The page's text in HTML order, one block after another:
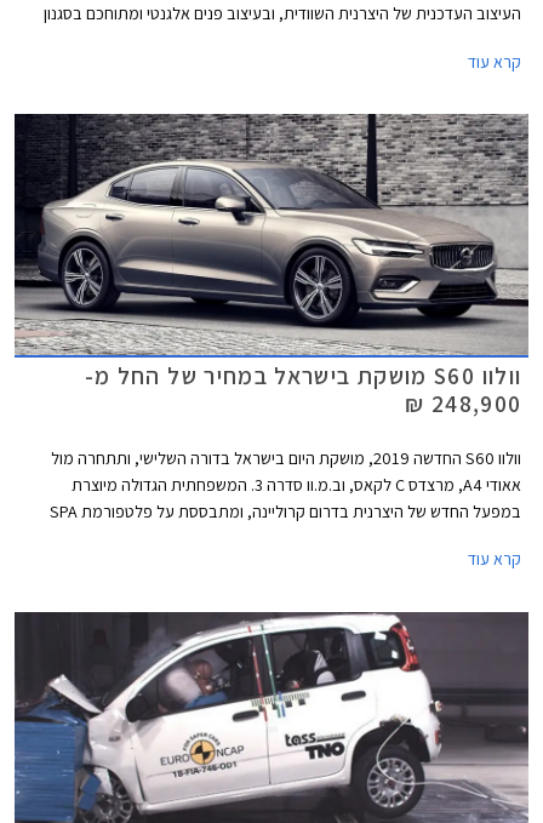
העיצוב העדכנית של היצרנית השוודית, ובעיצוב פנים אלגנטי ומתוחכם בסגנון
העדכון הנוכחי חל דווקא בגרסאות הבנזין.
קרא עוד
וולוו S60 מושקת בישראל במחיר של החל מ-
248,900 ₪
וולוו S60 החדשה 2019, מושקת היום בישראל בדורה השלישי, ותתחרה מול
אאודי A4, מרצדס C לקאס, וב.מ.וו סדרה 3. המשפחתית הגדולה מיוצרת
במפעל החדש של היצרנית בדרום קרוליינה, ומתבססת על פלטפורמת SPA
קרא עוד